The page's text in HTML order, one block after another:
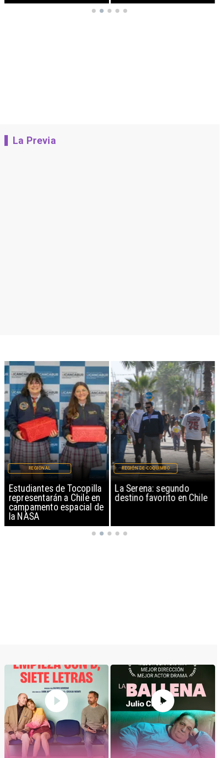
La Previa
Estudiantes de Tocopilla
representarán a Chile en
campamento espacial de
la NASA
REGIONAL
La Serena: segundo
destino favorito en Chile
REGIÓN DE COQUIMBO